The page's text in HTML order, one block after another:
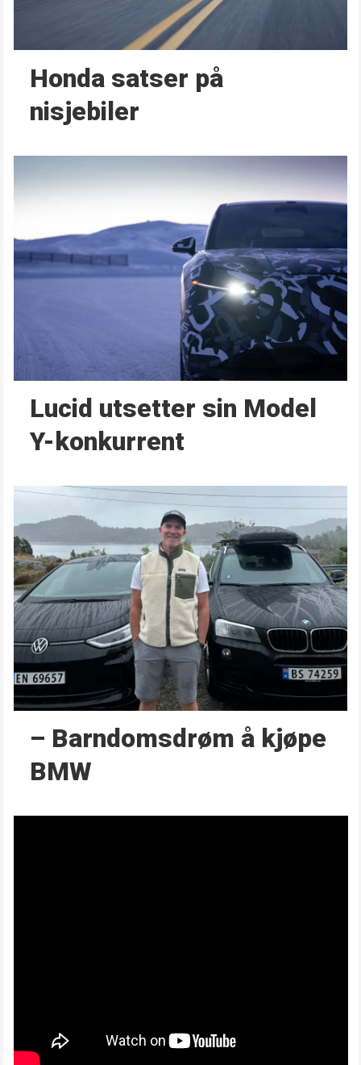
Honda satser på
nisjebiler
Lucid utsetter sin Model
Y-konkurrent
– Barndoms­drøm å kjøpe
BMW